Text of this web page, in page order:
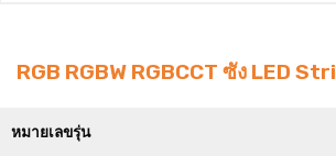
RGB RGBW RGBCCT ซัง LED
หมายเลขรุ่น